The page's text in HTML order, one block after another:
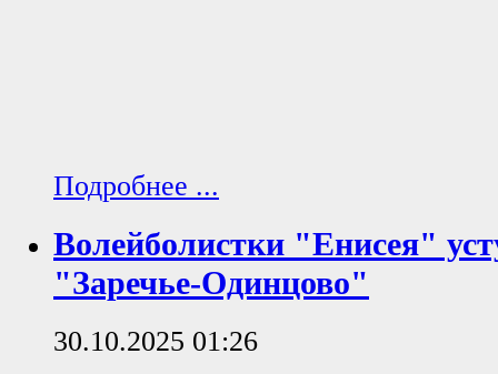
Подробнее ...
Волейболистки "Енисея"
"Заречье-Одинцово"
30.10.2025 01:26